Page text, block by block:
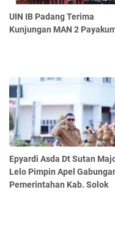
UIN IB Padang Terima
Kunjungan MAN 2
Epyardi Asda Dt Sutan
Lelo Pimpin Apel
Pemerintahan Kab. Solok